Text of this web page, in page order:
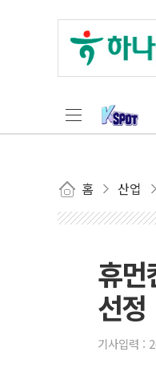
홈 산업
휴먼
선정
기사입력 :